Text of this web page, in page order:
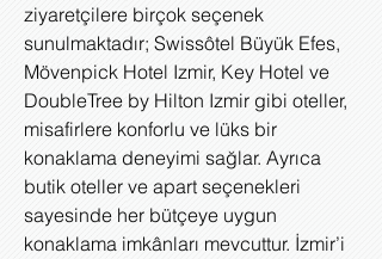
ziyaretçilere birçok seçenek
sunulmaktadır; Swissôtel Büyük Efes,
Mövenpick Hotel Izmir, Key Hotel ve
DoubleTree by Hilton Izmir gibi oteller,
misafirlere konforlu ve lüks bir
konaklama deneyimi sağlar. Ayrıca
butik oteller ve apart seçenekleri
sayesinde her bütçeye uygun
konaklama imkânları mevcuttur. İzmir’i